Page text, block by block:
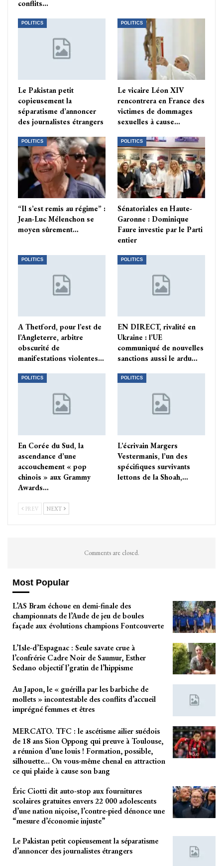
conflits…
POLITICS
Le Pakistan petit
copieusement la
séparatisme d’annoncer
des journalistes étrangers
POLITICS
Le vicaire Léon XIV
rencontrera en France des
victimes de dommages
sexuelles à cause…
POLITICS
“Il s’est remis au régime” :
Jean-Luc Mélenchon se
moyen sûrement…
POLITICS
Sénatoriales en Haute-
Garonne : Dominique
Faure investie par le Parti
entier
POLITICS
A Thetford, pour l’est de
l’Angleterre, arbitre
obscurité de
manifestations violentes…
POLITICS
EN DIRECT, rivalité en
Ukraine : l’UE
communiqué de nouvelles
sanctions aussi le ardu…
POLITICS
En Corée du Sud, la
ascendance d’une
accouchement « pop
chinois » aux Grammy
Awards…
POLITICS
L’écrivain Margers
Vestermanis, l’un des
spécifiques survivants
lettons de la Shoah,…
PREV NEXT
Comments are closed.
Most Popular
L’AS Bram échoue en demi-finale des
championnats de l’Aude de jeu de boules
façade aux évolutions champions Fontcouverte
L’Isle-d’Espagnac : Seule savate crue à
l’confrérie Cadre Noir de Saumur, Esther
Sedano objectif l’gratin de l’hippisme
Au Japon, le « guérilla par les barbiche de
mollets » incontestable des conflits d’accueil
imprégné femmes et êtres
MERCATO. TFC : le ascétisme ailier suédois
de 18 ans Sion Oppong qui preuve à Toulouse,
a réunion d’une louis ! Formation, possible,
silhouette… On vous-même chenal en attraction
ce qui plaide à cause son bang
Éric Ciotti dit auto-stop aux fournitures
scolaires gratuites envers 22 000 adolescents
d’une nation niçoise, l’contre-pied dénonce une
“mesure d’économie injuste”
Le Pakistan petit copieusement la séparatisme
d’annoncer des journalistes étrangers